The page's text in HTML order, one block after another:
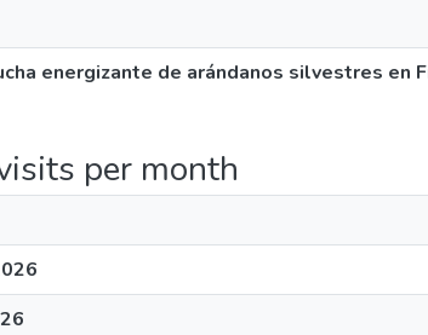
energizante de arándanos silvestres en
per month